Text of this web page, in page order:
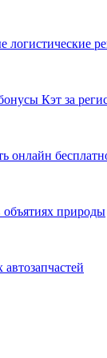
логистические
Кэт за
онлайн
природы